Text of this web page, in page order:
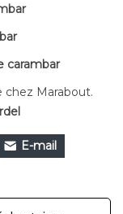
carambar
chez Marabout.
E-mail